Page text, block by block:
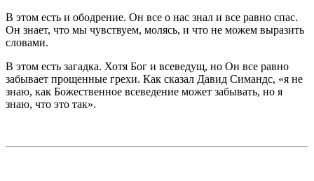
В этом есть и ободрение. Он все о нас знал и все равно спас.
Он знает, что мы чувствуем, молясь, и что не можем выразить
словами.
В этом есть загадка. Хотя Бог и всеведущ, но Он все равно
забывает прощенные грехи. Как сказал Давид Симандс, «я не
знаю, как Божественное всеведение может забывать, но я
знаю, что это так».